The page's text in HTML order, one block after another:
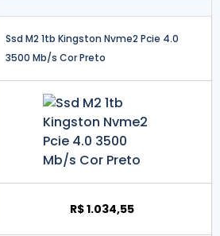
Ssd M2 1tb Kingston Nvme2 Pcie 4.0
3500 Mb/s Cor Preto
R$ 1.034,55